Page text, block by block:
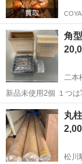
角
二本
新品未使用2個 １つ
ト下さい
福島 二本松市
丸柱
松川